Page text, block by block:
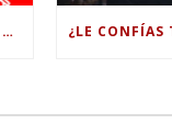
GENERACIÓN BETA Y CRIANZA DIGITAL: LOS RETOS DE CRIAR HIJOS EN LA ERA DE LA INTELIGENCIA ARTIFICIAL